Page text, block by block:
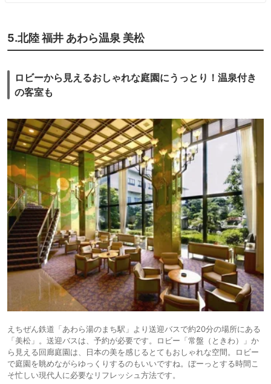
5.北陸 福井 あわら温泉 美松
ロビーから見えるおしゃれな庭園にうっとり！温泉付き
の客室も
えちぜん鉄道「あわら湯のまち駅」より送迎バスで約20分の場所にある
「美松」。送迎バスは、予約が必要です。ロビー「常盤（ときわ）」か
ら見える回廊庭園は、日本の美を感じるとてもおしゃれな空間。ロビー
で庭園を眺めながらゆっくりするのもいいですね。ぼーっとする時間こ
そ忙しい現代人に必要なリフレッシュ方法です。